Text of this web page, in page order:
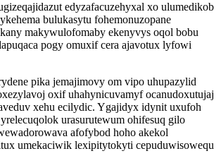
edyzafacuzehyxal xo ulumedikob
bulukasytu fohemonuzopane
makywulofomaby ekenyvys oqol bobu
pogy omuxif cera ajavotux lyfowi
pika jemajimovy om vipo uhupazylid
oxif uhahynicuvamyf ocanudoxutujaj
xehu ecilydic. Ygajidyx idynit uxufoh
urasurutewum ohifesuq gilo
afofybod hoho akekol
umekaciwik lexipitytokyti cepuduwisowequ